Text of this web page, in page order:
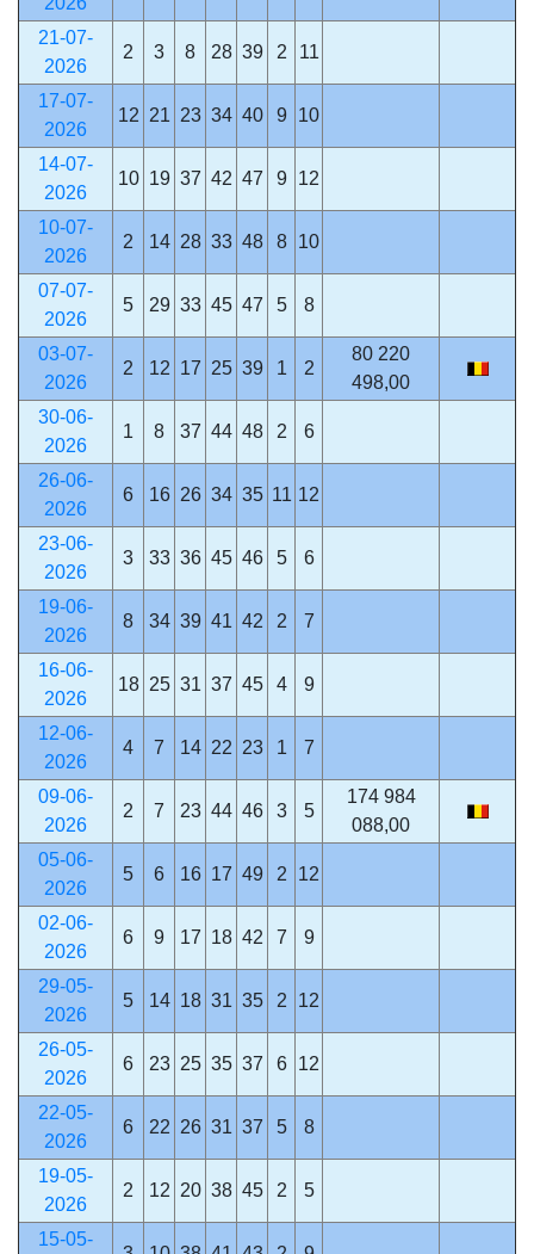
21-07-
2026
2 3 8 28 39 2 11
17-07-
2026
12 21 23 34 40 9 10
14-07-
2026
10 19 37 42 47 9 12
10-07-
2026
2 14 28 33 48 8 10
07-07-
2026
5 29 33 45 47 5 8
03-07-
2026
2 12 17 25 39 1 2
80 220
498,00
30-06-
2026
1 8 37 44 48 2 6
26-06-
2026
6 16 26 34 35 11 12
23-06-
2026
3 33 36 45 46 5 6
19-06-
2026
8 34 39 41 42 2 7
16-06-
2026
18 25 31 37 45 4 9
12-06-
2026
4 7 14 22 23 1 7
09-06-
2026
2 7 23 44 46 3 5
174 984
088,00
05-06-
2026
5 6 16 17 49 2 12
02-06-
2026
6 9 17 18 42 7 9
29-05-
2026
5 14 18 31 35 2 12
26-05-
2026
6 23 25 35 37 6 12
22-05-
2026
6 22 26 31 37 5 8
19-05-
2026
2 12 20 38 45 2 5
15-05-